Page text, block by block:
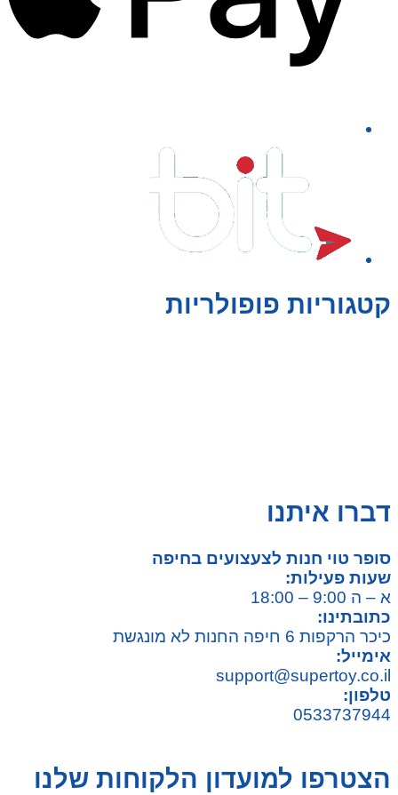
קטגוריות פופולריות
דברו איתנו
סופר טוי חנות לצעצועים בחיפה
שעות פעילות:
א – ה 9:00 – 18:00
כתובתינו:
כיכר הרקפות 6 חיפה החנות לא מונגשת
אימייל:
support@supertoy.co.il
טלפון:
0533737944
הצטרפו למועדון הלקוחות שלנו